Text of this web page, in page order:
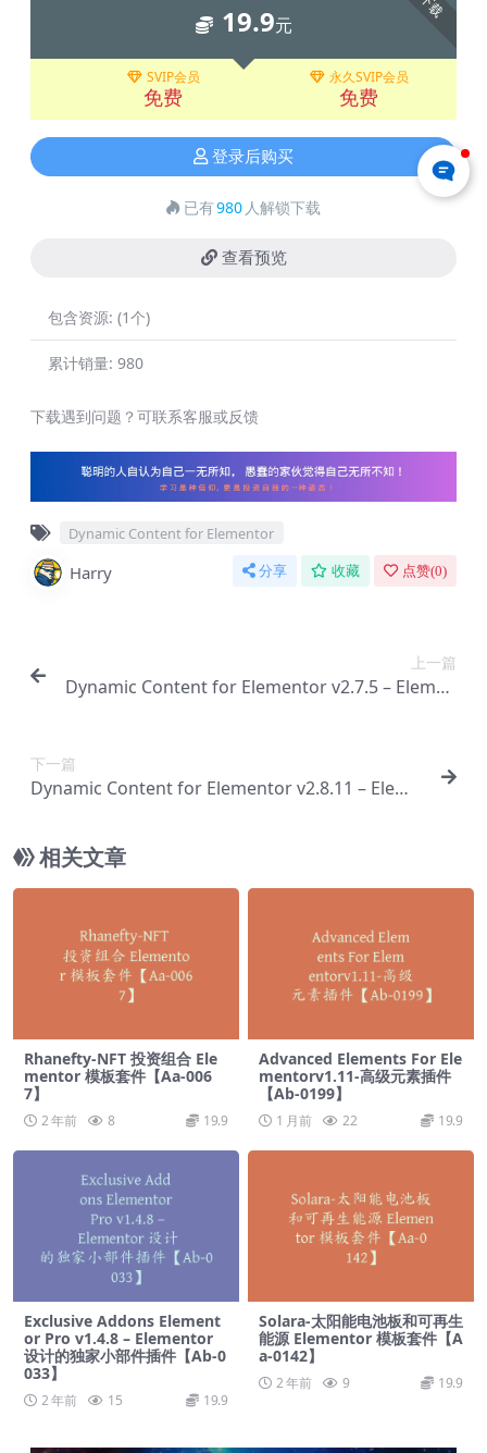
19.9元
SVIP会员
免费
永久SVIP会员
免费
登录后购买
已有980 人解锁下载
查看预览
包含资源: (1个)
累计销量: 980
下载遇到问题？可联系客服或反馈
Dynamic Content for Elementor
Harry 分享 收藏 点赞(0)
上一篇
Dynamic Content for Elementor v2.7.5 – Elemen
下一篇
Dynamic Content for Elementor v2.8.11 – Eleme
相关文章
Rhanefty-NFT 投资组合 Ele
mentor 模板套件【Aa-006
7】
2 年前 8 19.9
Advanced Elements For Ele
mentorv1.11-高级元素插件
【Ab-0199】
1 月前 22 19.9
Exclusive Addons Element
or Pro v1.4.8 – Elementor
设计的独家小部件插件【Ab-0
033】
2 年前 15 19.9
Solara-太阳能电池板和可再生
能源 Elementor 模板套件【A
a-0142】
2 年前 9 19.9